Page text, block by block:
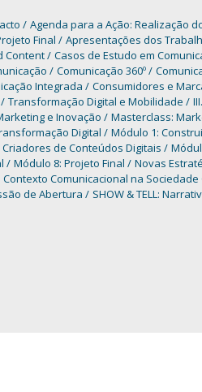
Agenda para a Ação: Realização
Final Apresentações dos
Content Casos de Estudo em
Comunicação 360º
Integrada Consumidores e
Transformação Digital e Mobilidade
e Inovação Masterclass:
Digital
Módulo 1:
de Conteúdos Digitais
Módulo 8: Projeto Final
Novas
Contexto Comunicacional na
de Abertura SHOW & TELL: